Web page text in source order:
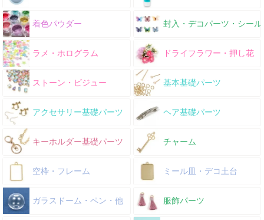
着色パウダー 封入・デコパーツ・シール
ラメ・ホログラム ドライフラワー・押し花
ストーン・ビジュー 基本基礎パーツ
アクセサリー基礎パーツ ヘア基礎パーツ
キーホルダー基礎パーツ チャーム
空枠・フレーム ミール皿・デコ土台
ガラスドーム・ペン・他 服飾パーツ